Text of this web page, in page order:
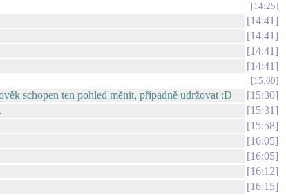
14:25
14:41
14:41
14:41
14:41
15:00
schopen ten pohled měnit, případně udržovat :D
15:30
15:31
15:58
16:05
16:05
16:12
16:15